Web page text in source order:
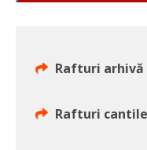
Rafturi arhivă
Rafturi